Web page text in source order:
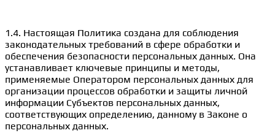
1.4. Настоящая Политика создана для соблюдения
законодательных требований в сфере обработки и
обеспечения безопасности персональных данных. Она
устанавливает ключевые принципы и методы,
применяемые Оператором персональных данных для
организации процессов обработки и защиты личной
информации Субъектов персональных данных,
соответствующих определению, данному в Законе о
персональных данных.